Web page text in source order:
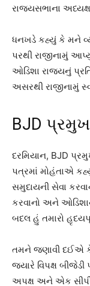
રાજ્યસભાના
ધનખડે કહ્યું કે મને
પરથી રાજીનામું
ઓડિશા રાજ્યનું
અસરથી રાજીનામું
BJD
દરમિયાન, BJD
પત્રમાં મોહંતાએ
સમુદાયની સેવા
કરવાનો અને
બદલ હું તમારો
તમને જણાવી દઈએ કે
જ્યારે વિપક્ષ
અપક્ષ અને એક